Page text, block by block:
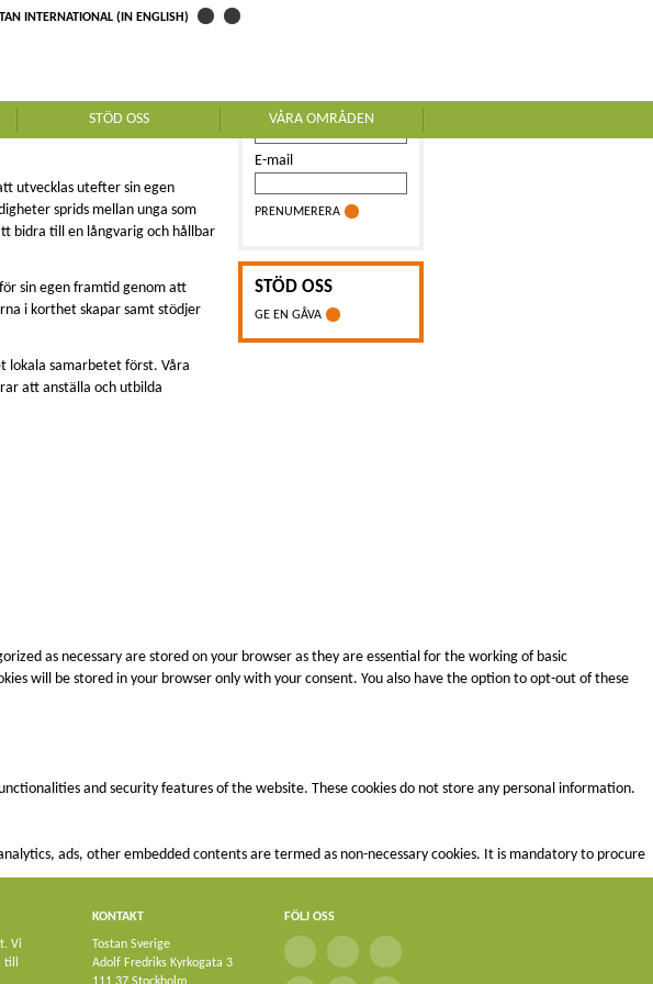
INTERNATIONAL (IN ENGLISH)
STÖD OSS VÅRA OMRÅDEN
Dakar, Senegal. Vår vision är en
har de verktyg han eller
utvecklas utefter sin egen
sprids mellan unga som
bidra till en långvarig och hållbar
sin egen framtid genom att
i korthet skapar samt stödjer
lokala samarbetet först. Våra
att anställa och utbilda
Namn
E-mail
PRENUMERERA
STÖD OSS
GE EN GÅVA
Vi
KONTAKT
Tostan Sverige
Adolf Fredriks Kyrkogata 3
FÖLJ OSS
as necessary are stored on your browser as they are essential for the working of basic
will be stored in your browser only with your consent. You also have the option to opt-out of these
and security features of the website. These cookies do not store any personal information.
ads, other embedded contents are termed as non-necessary cookies. It is mandatory to procure